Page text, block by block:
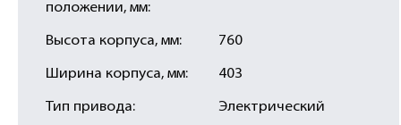
положении, мм:
Высота корпуса, мм: 760
Ширина корпуса, мм: 403
Тип привода: Электрический